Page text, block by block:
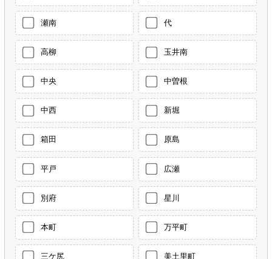
瀬南 代
高柳 玉井南
中央 中曽根
中西 新堀
箱田 原島
平戸 広瀬
別府 星川
本町 万平町
三ケ尻 美土里町